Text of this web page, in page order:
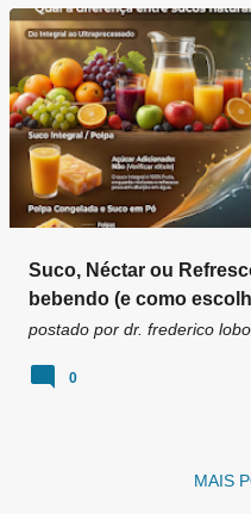
g
e
n
Suco, Néctar ou
bebendo (e como
postado por dr. frederico lobo
0
MAIS